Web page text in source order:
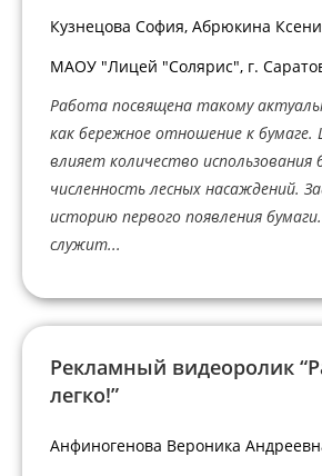
Кузнецова София, Абрюкина
МАОУ "Лицей "Солярис", г.
Работа посвящена такому
как бережное отношение к бумаге.
влияет количество использования
численность лесных насаждений.
историю первого появления
служит...
Рекламный видеоролик
легко!”
Анфиногенова Вероника